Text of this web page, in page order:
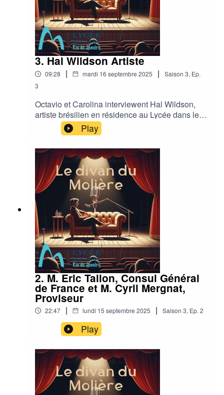
3. Hal Wildson Artiste
09:28 | mardi 16 septembre 2025 | Saison 3, Ep.
3
Octavio et Carolina interviewent Hal Wildson,
artiste brésilien en résidence au Lycée dans le
cadre de l'année France Brésil 2025
Play
2. M. Eric Tallon, Consul Général
de France et M. Cyril Mergnat,
Proviseur
22:47 | lundi 15 septembre 2025 | Saison 3, Ep. 2
Play